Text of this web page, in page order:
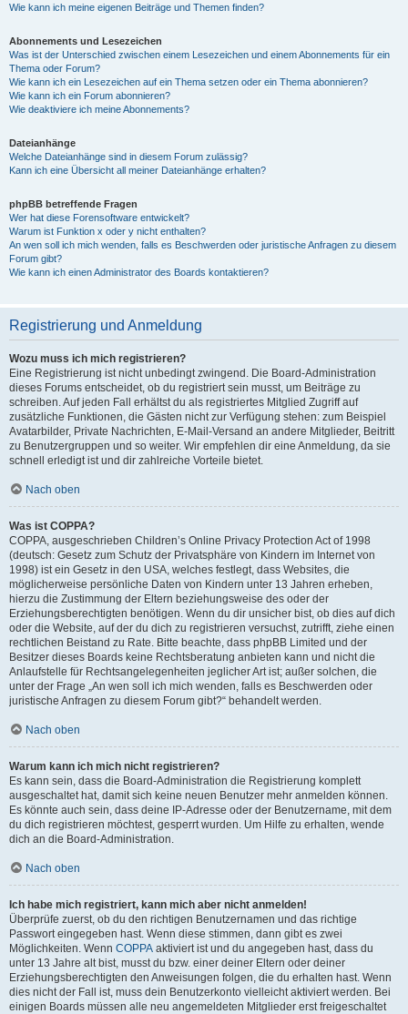
Wie kann ich meine eigenen Beiträge und Themen finden?
Abonnements und Lesezeichen
Was ist der Unterschied zwischen einem Lesezeichen und einem Abonnements für ein
Thema oder Forum?
Wie kann ich ein Lesezeichen auf ein Thema setzen oder ein Thema abonnieren?
Wie kann ich ein Forum abonnieren?
Wie deaktiviere ich meine Abonnements?
Dateianhänge
Welche Dateianhänge sind in diesem Forum zulässig?
Kann ich eine Übersicht all meiner Dateianhänge erhalten?
phpBB betreffende Fragen
Wer hat diese Forensoftware entwickelt?
Warum ist Funktion x oder y nicht enthalten?
An wen soll ich mich wenden, falls es Beschwerden oder juristische Anfragen zu diesem
Forum gibt?
Wie kann ich einen Administrator des Boards kontaktieren?
Registrierung und Anmeldung
Wozu muss ich mich registrieren?
Eine Registrierung ist nicht unbedingt zwingend. Die Board-Administration
dieses Forums entscheidet, ob du registriert sein musst, um Beiträge zu
schreiben. Auf jeden Fall erhältst du als registriertes Mitglied Zugriff auf
zusätzliche Funktionen, die Gästen nicht zur Verfügung stehen: zum Beispiel
Avatarbilder, Private Nachrichten, E-Mail-Versand an andere Mitglieder, Beitritt
zu Benutzergruppen und so weiter. Wir empfehlen dir eine Anmeldung, da sie
schnell erledigt ist und dir zahlreiche Vorteile bietet.
Nach oben
Was ist COPPA?
COPPA, ausgeschrieben Children’s Online Privacy Protection Act of 1998
(deutsch: Gesetz zum Schutz der Privatsphäre von Kindern im Internet von
1998) ist ein Gesetz in den USA, welches festlegt, dass Websites, die
möglicherweise persönliche Daten von Kindern unter 13 Jahren erheben,
hierzu die Zustimmung der Eltern beziehungsweise des oder der
Erziehungsberechtigten benötigen. Wenn du dir unsicher bist, ob dies auf dich
oder die Website, auf der du dich zu registrieren versuchst, zutrifft, ziehe einen
rechtlichen Beistand zu Rate. Bitte beachte, dass phpBB Limited und der
Besitzer dieses Boards keine Rechtsberatung anbieten kann und nicht die
Anlaufstelle für Rechtsangelegenheiten jeglicher Art ist; außer solchen, die
unter der Frage „An wen soll ich mich wenden, falls es Beschwerden oder
juristische Anfragen zu diesem Forum gibt?“ behandelt werden.
Nach oben
Warum kann ich mich nicht registrieren?
Es kann sein, dass die Board-Administration die Registrierung komplett
ausgeschaltet hat, damit sich keine neuen Benutzer mehr anmelden können.
Es könnte auch sein, dass deine IP-Adresse oder der Benutzername, mit dem
du dich registrieren möchtest, gesperrt wurden. Um Hilfe zu erhalten, wende
dich an die Board-Administration.
Nach oben
Ich habe mich registriert, kann mich aber nicht anmelden!
Überprüfe zuerst, ob du den richtigen Benutzernamen und das richtige
Passwort eingegeben hast. Wenn diese stimmen, dann gibt es zwei
Möglichkeiten. Wenn COPPA aktiviert ist und du angegeben hast, dass du
unter 13 Jahre alt bist, musst du bzw. einer deiner Eltern oder deiner
Erziehungsberechtigten den Anweisungen folgen, die du erhalten hast. Wenn
dies nicht der Fall ist, muss dein Benutzerkonto vielleicht aktiviert werden. Bei
einigen Boards müssen alle neu angemeldeten Mitglieder erst freigeschaltet